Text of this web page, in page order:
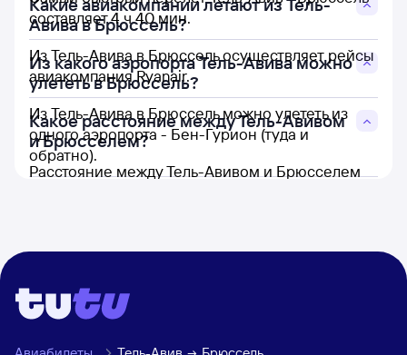
составляет 4 ч 40 мин.
Какие авиакомпании летают из Тель-
Авива в Брюссель?
Из Тель-Авива в Брюссель осуществляет рейсы
авиакомпания Ryanair.
Из какого аэропорта Тель-Авива можно
улететь в Брюссель?
Из Тель-Авива в Брюссель можно улететь из
одного аэропорта - Бен-Гурион (туда и
обратно).
Какое расстояние между Тель-Авивом
и Брюсселем?
Расстояние между Тель-Авивом и Брюсселем